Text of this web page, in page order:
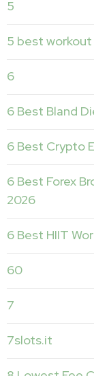
5
5 best
6
6 Best Bland
6 Best Crypto
6 Best Forex
2026
6 Best HIIT
60
7
7slots.it